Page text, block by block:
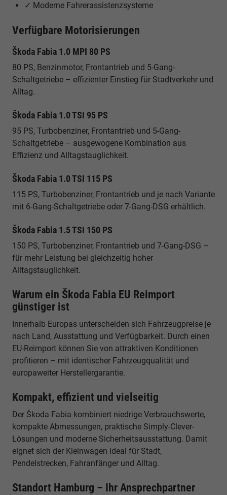
✓ Moderne Fahrerassistenzsysteme
Verfügbare Motorisierungen
Škoda Fabia 1.0 MPI 80 PS
80 PS, Benzinmotor, Frontantrieb und 5-Gang-
Schaltgetriebe – effizienter Einstieg für Stadtverkehr und
Alltag.
Škoda Fabia 1.0 TSI 95 PS
95 PS, Turbobenziner, Frontantrieb und 5-Gang-
Schaltgetriebe – ausgewogene Kombination aus
Effizienz und Alltagstauglichkeit.
Škoda Fabia 1.0 TSI 115 PS
115 PS, Turbobenziner, Frontantrieb und je nach Variante
mit 6-Gang-Schaltgetriebe oder 7-Gang-DSG erhältlich.
Škoda Fabia 1.5 TSI 150 PS
150 PS, Turbobenziner, Frontantrieb und 7-Gang-DSG –
für mehr Leistung bei gleichzeitig hoher
Alltagstauglichkeit.
Warum ein Škoda Fabia EU Reimport
günstiger ist
Innerhalb Europas unterscheiden sich Fahrzeugpreise je
nach Land, Ausstattung und Verfügbarkeit. Durch einen
EU-Reimport können Sie von attraktiven Konditionen
profitieren – mit identischer Fahrzeugqualität und
europaweiter Herstellergarantie.
Kompakt, effizient und vielseitig
Der Škoda Fabia kombiniert niedrige Verbrauchswerte,
kompakte Abmessungen, praktische Simply-Clever-
Lösungen und moderne Sicherheitsausstattung. Damit
eignet sich der Kleinwagen ideal für Stadt,
Pendelstrecken, Fahranfänger und Alltag.
Standort Hamburg – Ihr Ansprechpartner